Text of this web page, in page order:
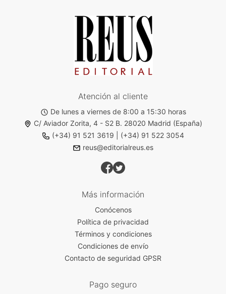
Atención al cliente
De lunes a viernes de 8:00 a 15:30 horas
C/ Aviador Zorita, 4 - S2 B. 28020 Madrid (España)
(+34) 91 521 3619
(+34) 91 522 3054
reus@editorialreus.es
Más información
Conócenos
Política de privacidad
Términos y condiciones
Condiciones de envío
Contacto de seguridad GPSR
Pago seguro